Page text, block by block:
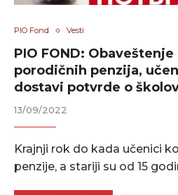
PIO Fond Vesti
PIO FOND:
porodičnih penzija,
dostavi potvrde o
13/09/2022
Krajnji rok do kada učenici
penzije, a stariji su od 15